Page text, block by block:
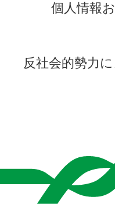
個人情報
反社会的勢力